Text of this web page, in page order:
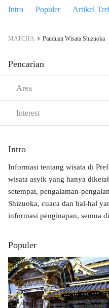
Intro Populer Artikel
MATCHA Panduan Wisata Shizuoka
Pencarian
Area
Interest
Intro
Informasi tentang wisata di
wisata asyik yang hanya
setempat, pengalaman-
Shizuoka, cuaca dan hal-hal
informasi penginapan, semua
Populer